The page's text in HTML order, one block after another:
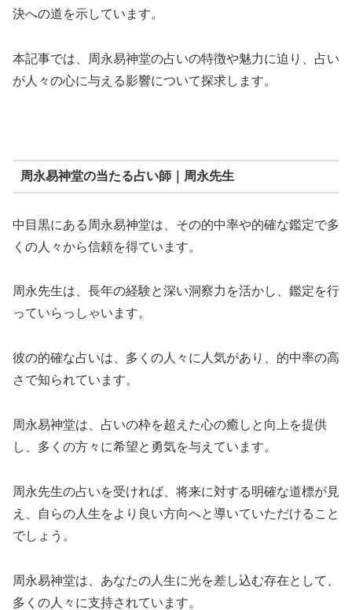
決への道を示しています。
本記事では、周永易神堂の占いの特徴や魅力に迫り、占い
が人々の心に与える影響について探求します。
周永易神堂の当たる占い師｜周永先生
中目黒にある周永易神堂は、その的中率や的確な鑑定で多
くの人々から信頼を得ています。
周永先生は、長年の経験と深い洞察力を活かし、鑑定を行
っていらっしゃいます。
彼の的確な占いは、多くの人々に人気があり、的中率の高
さで知られています。
周永易神堂は、占いの枠を超えた心の癒しと向上を提供
し、多くの方々に希望と勇気を与えています。
周永先生の占いを受ければ、将来に対する明確な道標が見
え、自らの人生をより良い方向へと導いていただけること
でしょう。
周永易神堂は、あなたの人生に光を差し込む存在として、
多くの人々に支持されています。